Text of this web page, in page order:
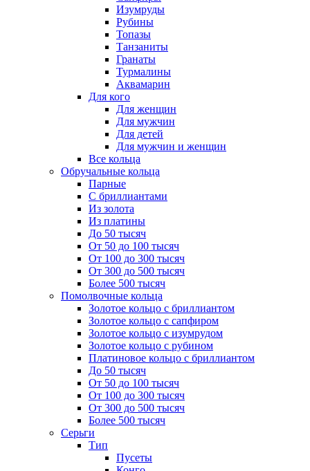
Изумруды
Рубины
Топазы
Танзаниты
Гранаты
Турмалины
Аквамарин
Для кого
Для женщин
Для мужчин
Для детей
Для мужчин и женщин
Все кольца
Обручальные кольца
Парные
С бриллиантами
Из золота
Из платины
До 50 тысяч
От 50 до 100 тысяч
От 100 до 300 тысяч
От 300 до 500 тысяч
Более 500 тысяч
Помолвочные кольца
Золотое кольцо с бриллиантом
Золотое кольцо с сапфиром
Золотое кольцо с изумрудом
Золотое кольцо с рубином
Платиновое кольцо с бриллиантом
До 50 тысяч
От 50 до 100 тысяч
От 100 до 300 тысяч
От 300 до 500 тысяч
Более 500 тысяч
Серьги
Тип
Пусеты